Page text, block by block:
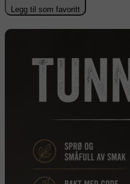
Legg til som favoritt